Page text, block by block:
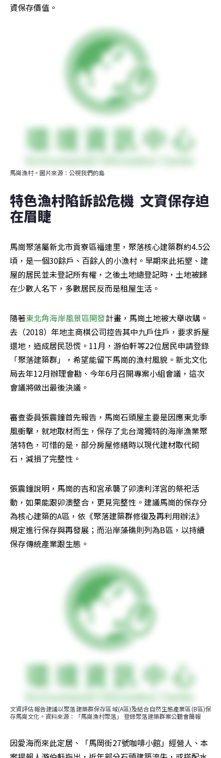
資保存價值。
馬崗漁村。圖片來源：公視我們的島
特色漁村陷訴訟危機  文資保存迫
在眉睫
馬崗聚落屬新北市貢寮區福連里，聚落核心建築群約4.5公
頃，是一個30餘戶、百餘人的小漁村。早期來此拓墾、建
屋的居民並未登記所有權，之後土地總登記時，土地被歸
在少數人名下，多數居民反而是租屋生活。
隨著東北角海岸風景區開發計畫，馬崗土地被大舉收購。
去（2018）年地主商棋公司控告其中九戶住戶，要求拆屋
還地，造成居民恐慌。11月，游伯軒等22位居民申請登錄
「聚落建築群」，希望能留下馬崗的漁村風貌。新北文化
局去年12月辦理會勘、今年6月召開專案小組會議，這次
會議將做出最後決議。
審查委員張震鐘首先報告，馬崗石頭屋主要是因應東北季
風衝擊，就地取材而生，保存了北台灣獨特的海岸漁業聚
落特色，可惜的是，部分房屋修繕時以現代建材取代砌
石，減損了完整性。
張震鐘說明，馬崗的吉和宮承襲了卯澳利洋宮的祭祀活
動，如果能跟卯澳整合，更見完整性。建議馬崗的保存分
為核心建築的A區，依《聚落建築群修復及再利用辦法》
規定進行保存與再發展；而沿岸藻礁則列為B區，以持續
保存傳統產業跟生態。
文資評估報告建議以聚落建築群保存區域(A區)及結合自然生態產業區(B區)保
存馬崗文化。資料來源：「馬崗漁村聚落」 登錄聚落建築群案公聽會簡報
因愛海而來此定居、「馬岡街27號咖啡小館」經營人、本